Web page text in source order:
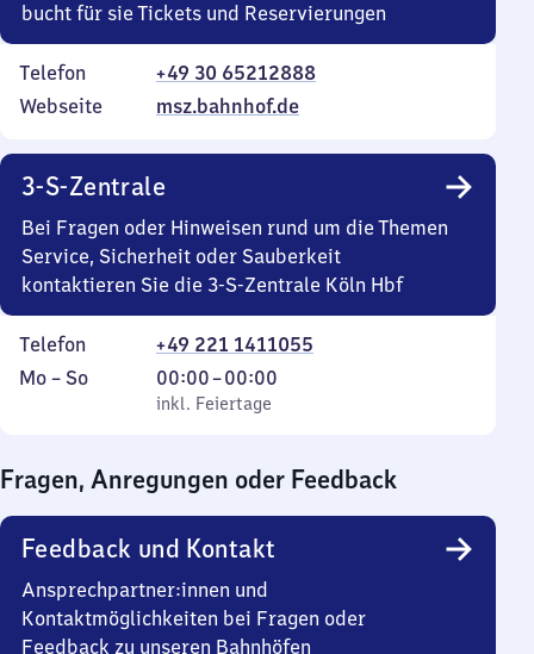
bucht für sie Tickets und Reservierungen
Telefon
+49 30 65212888
Webseite
msz.bahnhof.de
3-S-Zentrale
Bei Fragen oder Hinweisen rund um die Themen
Service, Sicherheit oder Sauberkeit
kontaktieren Sie die 3-S-Zentrale Köln Hbf
Telefon
+49 221 1411055
Montag
Mo – So,
inkl. Feiertage
00:00–00:00
Von
0
0
Uhr
inkl. Feiertage
Fragen, Anregungen oder Feedback
Feedback und Kontakt
Ansprechpartner:innen und
Kontaktmöglichkeiten bei Fragen oder
Feedback zu unseren Bahnhöfen